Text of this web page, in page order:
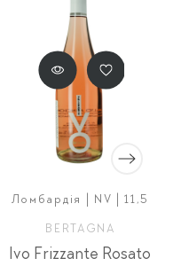
Ломбардія | NV | 11,5
BERTAGNA
Ivo Frizzante Rosato